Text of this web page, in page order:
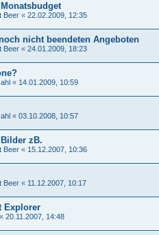
Beer « 22.02.2009, 12:35
nicht beendeten Angeboten
Beer « 24.01.2009, 18:23
« 14.01.2009, 10:59
« 03.10.2008, 10:57
zB.
Beer « 15.12.2007, 10:36
Beer « 11.12.2007, 10:17
Explorer
« 20.11.2007, 14:48